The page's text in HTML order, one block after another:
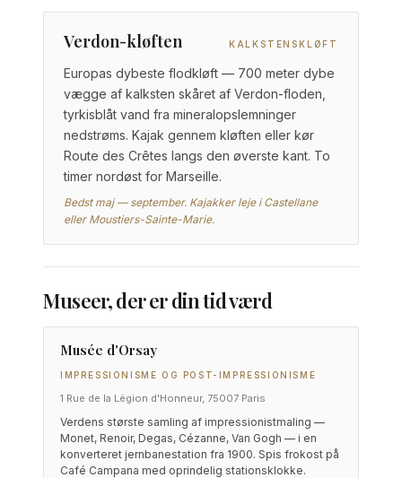
Verdon-kløften KALKSTENSKLØFT
Europas dybeste flodkløft — 700 meter dybe
vægge af kalksten skåret af Verdon-floden,
tyrkisblåt vand fra mineralopslemninger
nedstrøms. Kajak gennem kløften eller kør
Route des Crêtes langs den øverste kant. To
timer nordøst for Marseille.
Bedst maj — september. Kajakker leje i Castellane
eller Moustiers-Sainte-Marie.
Museer, der er din tid værd
Musée d'Orsay
IMPRESSIONISME OG POST-IMPRESSIONISME
1 Rue de la Légion d'Honneur, 75007 Paris
Verdens største samling af impressionistmaling —
Monet, Renoir, Degas, Cézanne, Van Gogh — i en
konverteret jernbanestation fra 1900. Spis frokost på
Café Campana med oprindelig stationsklokke.